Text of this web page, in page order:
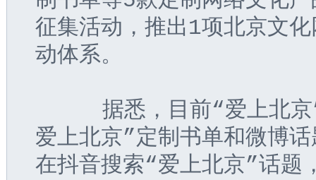
征集活动，推出1项北京文
动体系。
据悉，目前“爱上北京”
爱上北京”定制书单和微博
在抖音搜索“爱上北京”话题